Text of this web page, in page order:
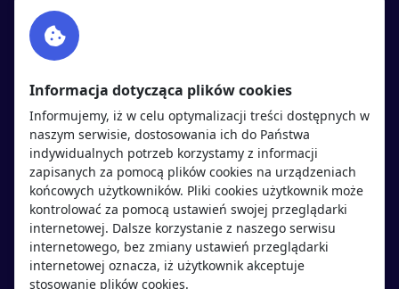
Facebook
Twitter
Polityka cookies
Polityka prywatności
Kandydaci
Regulamin kandydata
Oferty pracy
Pracodawcy
Pracodawcy
Regulamin pracodawcy
Dodaj ogłoszenie
Informacja dotycząca plików cookies
Informujemy, iż w celu optymalizacji treści dostępnych w
naszym serwisie, dostosowania ich do Państwa
indywidualnych potrzeb korzystamy z informacji
zapisanych za pomocą plików cookies na urządzeniach
końcowych użytkowników. Pliki cookies użytkownik może
kontrolować za pomocą ustawień swojej przeglądarki
internetowej. Dalsze korzystanie z naszego serwisu
internetowego, bez zmiany ustawień przeglądarki
internetowej oznacza, iż użytkownik akceptuje
stosowanie plików cookies.